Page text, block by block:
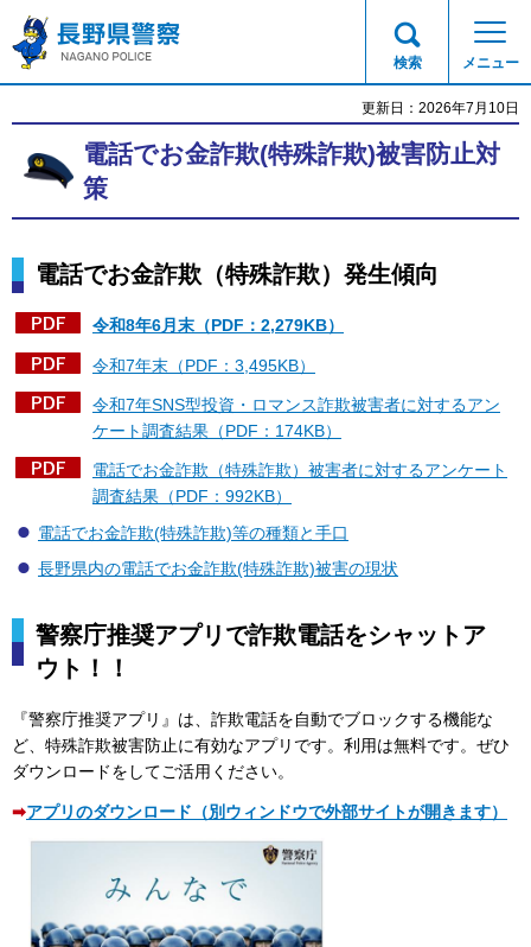
長野県警察
検索 メニュー
更新日：2026年7月10日
電話でお金詐欺(特殊詐欺)被害防止対
策
電話でお金詐欺（特殊詐欺）発生傾向
令和8年6月末（PDF：2,279KB）
令和7年末（PDF：3,495KB）
令和7年SNS型投資・ロマンス詐欺被害者に対するアン
ケート調査結果（PDF：174KB）
電話でお金詐欺（特殊詐欺）被害者に対するアンケート
調査結果（PDF：992KB）
電話でお金詐欺(特殊詐欺)等の種類と手口
長野県内の電話でお金詐欺(特殊詐欺)被害の現状
警察庁推奨アプリで詐欺電話をシャットア
ウト！！
『警察庁推奨アプリ』は、詐欺電話を自動でブロックする機能な
ど、特殊詐欺被害防止に有効なアプリです。利用は無料です。ぜひ
ダウンロードをしてご活用ください。
➡アプリのダウンロード（別ウィンドウで外部サイトが開きます）